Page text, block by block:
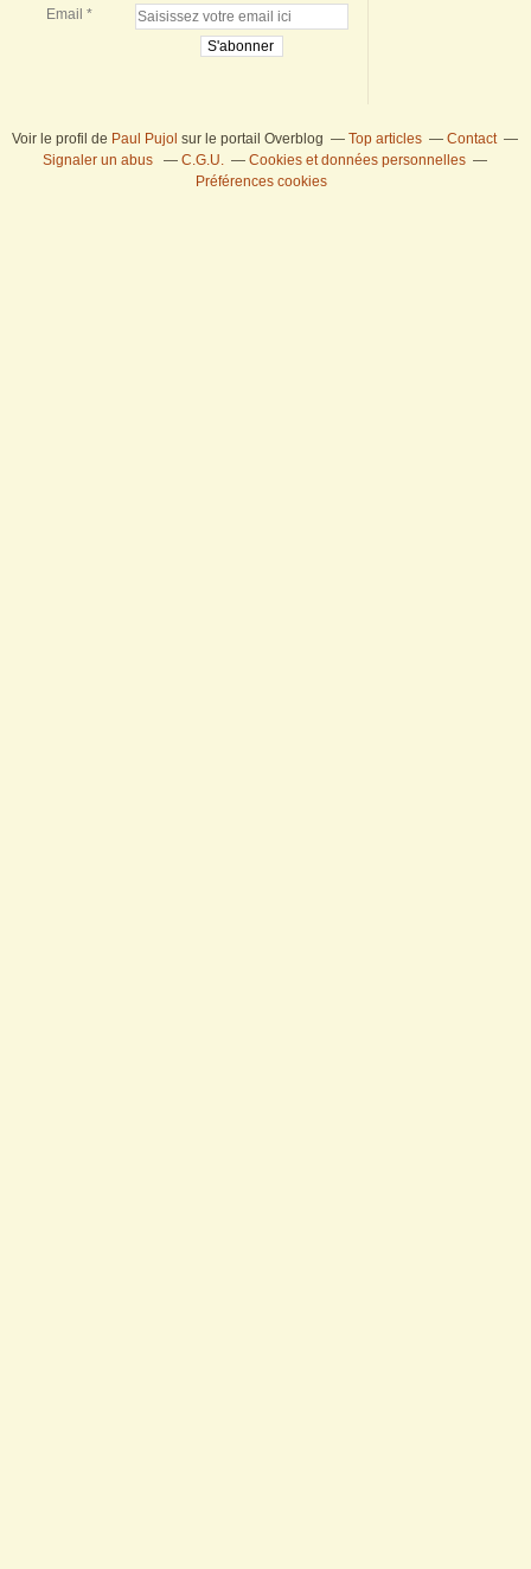
Email
Voir le profil de Paul Pujol sur le portail Overblog Top articles
Contact
Signaler un abus
C.G.U.
Cookies et données personnelles
Préférences cookies